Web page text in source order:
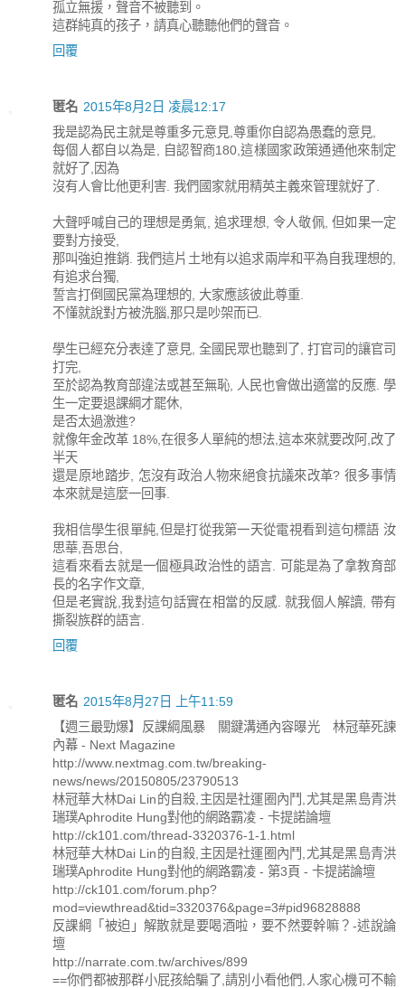
孤立無援，聲音不被聽到。
這群純真的孩子，請真心聽聽他們的聲音。
回覆
匿名 2015年8月2日 凌晨12:17
我是認為民主就是尊重多元意見,尊重你自認為愚蠢的意見,
每個人都自以為是, 自認智商180,這樣國家政策通通他來制定
就好了,因為
沒有人會比他更利害. 我們國家就用精英主義來管理就好了.
大聲呼喊自己的理想是勇氣, 追求理想, 令人敬佩, 但如果一定
要對方接受,
那叫強迫推銷. 我們這片土地有以追求兩岸和平為自我理想的,
有追求台獨,
誓言打倒國民黨為理想的, 大家應該彼此尊重.
不懂就說對方被洗腦,那只是吵架而已.
學生已經充分表達了意見, 全國民眾也聽到了, 打官司的讓官司
打完,
至於認為教育部違法或甚至無恥, 人民也會做出適當的反應. 學
生一定要退課綱才罷休,
是否太過激進?
就像年金改革 18%,在很多人單純的想法,這本來就要改阿,改了
半天
還是原地踏步, 怎沒有政治人物來絕食抗議來改革? 很多事情
本來就是這麼一回事.
我相信學生很單純,但是打從我第一天從電視看到這句標語 汝
思華,吾思台,
這看來看去就是一個極具政治性的語言. 可能是為了拿教育部
長的名字作文章,
但是老實說,我對這句話實在相當的反感. 就我個人解讀, 帶有
撕裂族群的語言.
回覆
匿名 2015年8月27日 上午11:59
【週三最勁爆】反課綱風暴 關鍵溝通內容曝光 林冠華死諫
內幕 - Next Magazine
http://www.nextmag.com.tw/breaking-
news/news/20150805/23790513
林冠華大林Dai Lin的自殺,主因是社運圈內鬥,尤其是黑島青洪
瑞璞Aphrodite Hung對他的網路霸凌 - 卡提諾論壇
http://ck101.com/thread-3320376-1-1.html
林冠華大林Dai Lin的自殺,主因是社運圈內鬥,尤其是黑島青洪
瑞璞Aphrodite Hung對他的網路霸凌 - 第3頁 - 卡提諾論壇
http://ck101.com/forum.php?
mod=viewthread&tid=3320376&page=3#pid96828888
反課綱「被迫」解散就是要喝酒啦，要不然要幹嘛？-述說論
壇
http://narrate.com.tw/archives/899
==你們都被那群小屁孩給騙了,請別小看他們,人家心機可不輸